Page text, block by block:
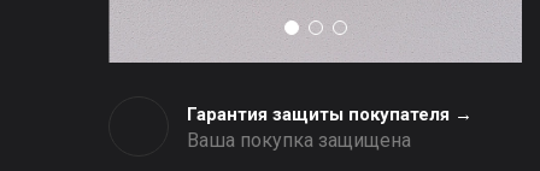
Гарантия защиты покупателя →
Ваша покупка защищена